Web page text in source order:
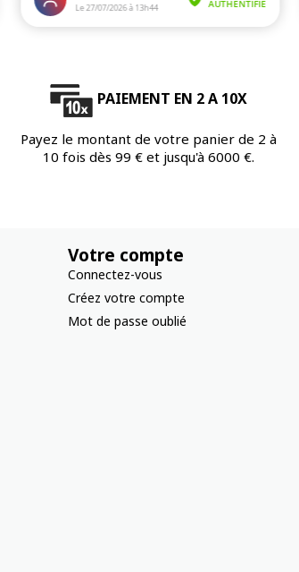
PAIEMENT EN 2 A 10X
Payez le montant de votre panier de 2 à
10 fois dès 99 € et jusqu'à 6000 €.
Votre compte
Connectez-vous
Créez votre compte
Mot de passe oublié